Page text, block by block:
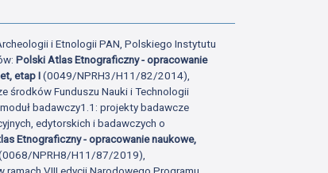
i Etnologii PAN, Polskiego Instytutu
Polski Atlas Etnograficzny - opracowanie
etap I(0049/NPRH3/H11/82/2014),
środków Funduszu Nauki i Technologii
badawczy1.1: projekty badawcze
edytorskich i badawczych o
Etnograficzny - opracowanie naukowe,
NPRH8/H11/87/2019),
VIII edycji Narodowego Programu